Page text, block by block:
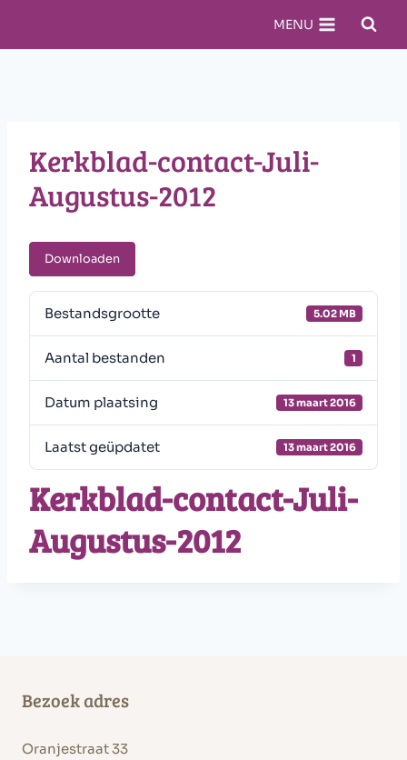
inhoud
MENU
Kerkblad-contact-Juli-
Augustus-2012
Downloaden
Bestandsgrootte 5.02 MB
Aantal bestanden 1
Datum plaatsing 13 maart 2016
Laatst geüpdatet 13 maart 2016
Kerkblad-contact-Juli-
Augustus-2012
Bezoek adres
Oranjestraat 33